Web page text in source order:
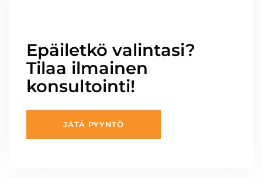
Epäiletkö valintasi?
Tilaa ilmainen
konsultointi!
JÄTÄ PYYNTÖ